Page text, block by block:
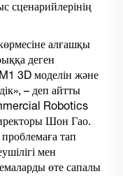
сценарийлерінің
алғашқы
деген
3D моделін және
– деп айтты
Robotics
Шон Гао.
тап
мен
өте сапалы